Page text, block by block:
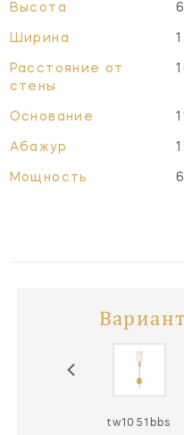
Высота
Ширина
Расстояние от
стены
Основание
Абажур
Мощность
tw1051bbs